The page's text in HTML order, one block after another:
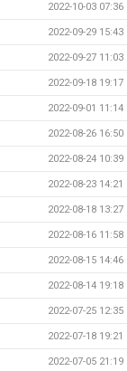
2022-10-03 07:36
2022-09-29 15:43
2022-09-27 11:03
2022-09-18 19:17
2022-09-01 11:14
2022-08-26 16:50
2022-08-24 10:39
2022-08-23 14:21
2022-08-18 13:27
2022-08-16 11:58
2022-08-15 14:46
2022-08-14 19:18
2022-07-25 12:35
2022-07-18 19:21
2022-07-05 21:19